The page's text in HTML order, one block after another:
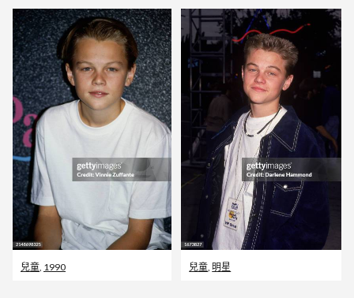
兒童, 1990 兒童, 明星